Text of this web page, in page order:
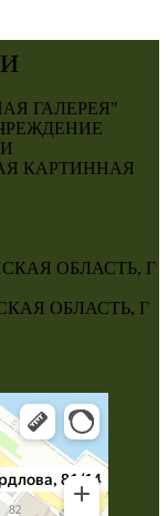
ГАЛЕРЕЯ"
КАРТИННАЯ
ОБЛАСТЬ, Г
ОБЛАСТЬ, Г